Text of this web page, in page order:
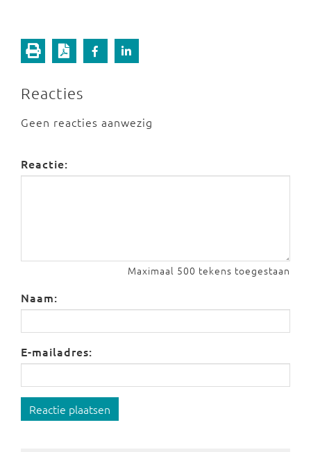
Reacties
Geen reacties aanwezig
Reactie:
Maximaal 500 tekens toegestaan
Naam:
E-mailadres:
Reactie plaatsen